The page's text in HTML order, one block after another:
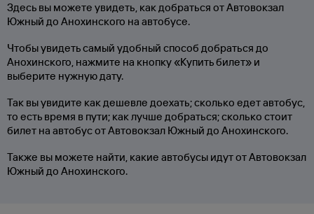
Здесь вы можете увидеть, как добраться от Автовокзал
Южный до Анохинского на автобусе.
Чтобы увидеть самый удобный способ добраться до
Анохинского, нажмите на кнопку «Купить билет» и
выберите нужную дату.
Так вы увидите как дешевле доехать; сколько едет автобус,
то есть время в пути; как лучше добраться; сколько стоит
билет на автобус от Автовокзал Южный до Анохинского.
Также вы можете найти, какие автобусы идут от Автовокзал
Южный до Анохинского.